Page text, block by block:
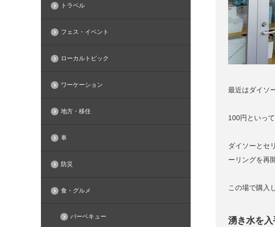
最近はダイソ
100円といっ
ダイソーとセ
ーリングを再
この場で購入
湧き水を
トラベル
フェス・イベント
ローカルトピック
ワーケーション
地方・移住
車
防災
食・グルメ
バーベキュー